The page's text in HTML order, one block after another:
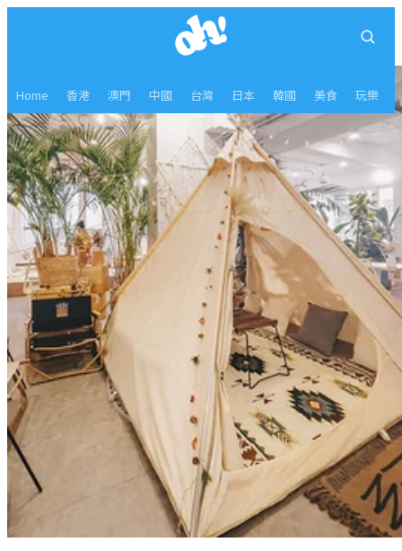
Home 香港 澳門 中國 台灣 日本 韓國 美食 玩樂